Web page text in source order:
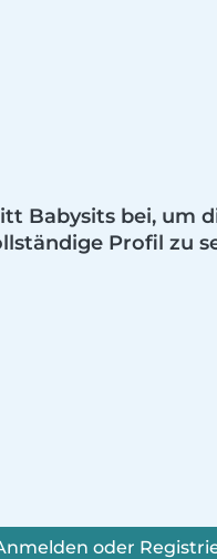
Babysits bei, um
Profil zu
oder